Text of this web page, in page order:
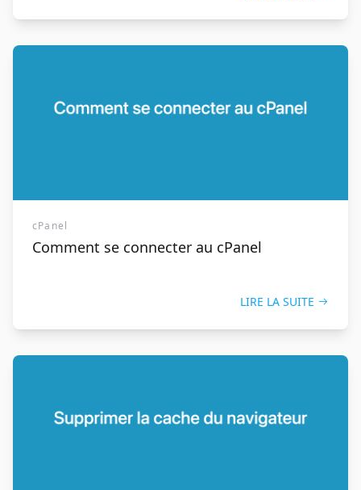
cPanel
Comment se connecter au cPanel
LIRE LA SUITE